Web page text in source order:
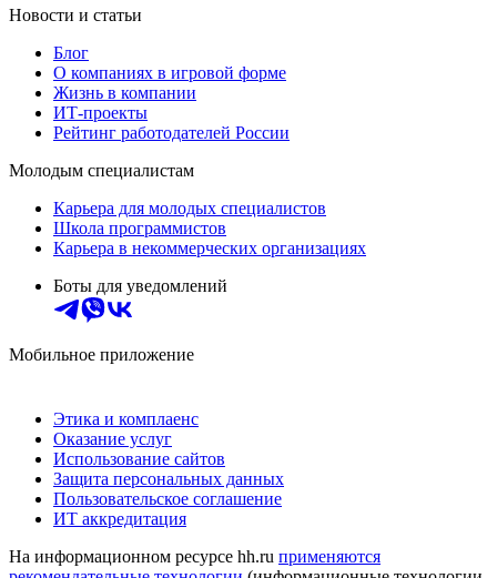
Новости и статьи
Блог
О компаниях в игровой форме
Жизнь в компании
ИТ-проекты
Рейтинг работодателей России
Молодым специалистам
Карьера для молодых специалистов
Школа программистов
Карьера в некоммерческих организациях
Боты для уведомлений
Мобильное приложение
Этика и комплаенс
Оказание услуг
Использование сайтов
Защита персональных данных
Пользовательское соглашение
ИТ аккредитация
На информационном ресурсе hh.ru применяются